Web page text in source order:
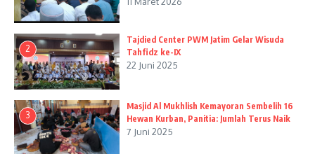
2
Tajdied Center PWM Jatim Gelar Wisuda
Tahfidz ke-IX
22 Juni 2025
3
Masjid Al Mukhlish Kemayoran Sembelih 16
Hewan Kurban, Panitia: Jumlah Terus Naik
7 Juni 2025